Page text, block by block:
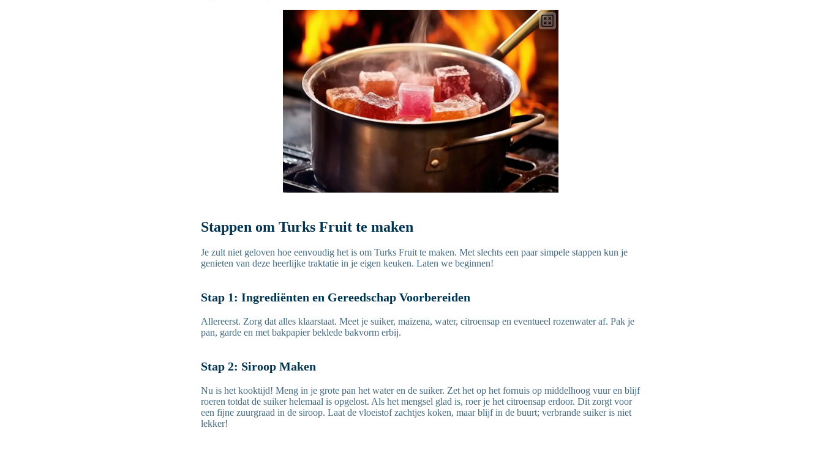
Stappen om Turks Fruit te maken
Je zult niet geloven hoe eenvoudig het is om Turks Fruit te maken. Met slechts een paar simpele stappen kun je
genieten van deze heerlijke traktatie in je eigen keuken. Laten we beginnen!
Stap 1: Ingrediënten en Gereedschap Voorbereiden
Allereerst. Zorg dat alles klaarstaat. Meet je suiker, maizena, water, citroensap en eventueel rozenwater af. Pak je
pan, garde en met bakpapier beklede bakvorm erbij.
Stap 2: Siroop Maken
Nu is het kooktijd! Meng in je grote pan het water en de suiker. Zet het op het fornuis op middelhoog vuur en blijf
roeren totdat de suiker helemaal is opgelost. Als het mengsel glad is, roer je het citroensap erdoor. Dit zorgt voor
een fijne zuurgraad in de siroop. Laat de vloeistof zachtjes koken, maar blijf in de buurt; verbrande suiker is niet
lekker!